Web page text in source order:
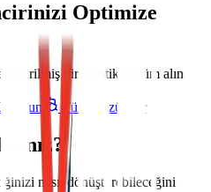
Optimize
bir lojistik çözüm alın.
Tüm Çözümler
nasıl dönüştürebileceğini